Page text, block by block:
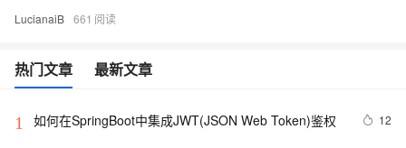
LucianaiB 661
热门文章 最新文章
1 如何在SpringBoot中集成JWT(JSON Web Token)鉴权 12